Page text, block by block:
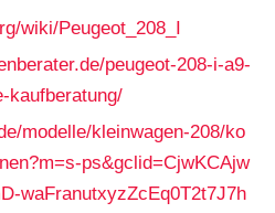
wiki/Peugeot_208_I
peugeot-208-i-a9-
kaufberatung/
modelle/kleinwagen-208/ko
ps&gclid=CjwKCAjw
waFranutxyzZcEq0T2t7J7h